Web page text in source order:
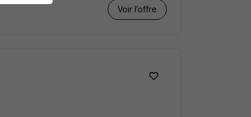
Voir l’offre